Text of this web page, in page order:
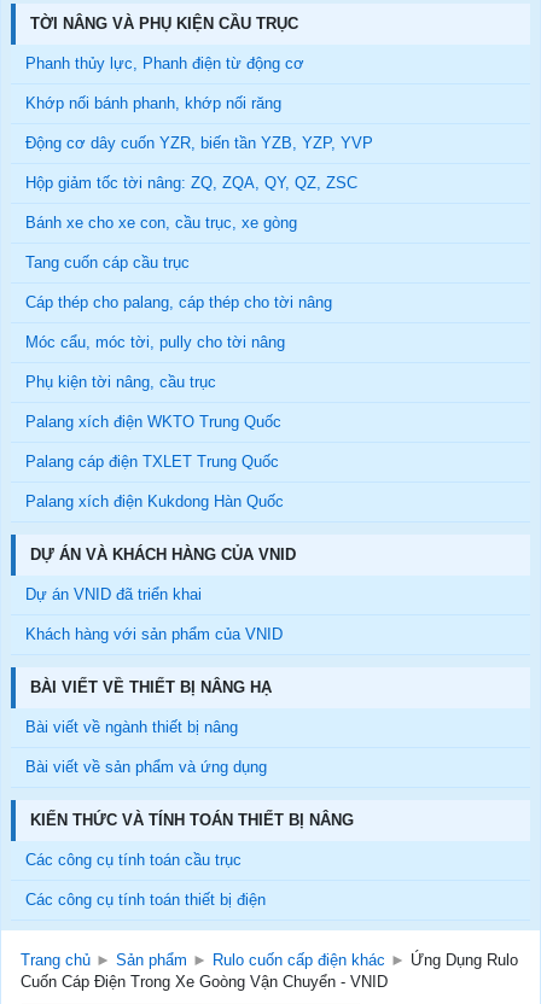
TỜI NÂNG VÀ PHỤ KIỆN CẦU TRỤC
Phanh thủy lực, Phanh điện từ động cơ
Khớp nối bánh phanh, khớp nối răng
Động cơ dây cuốn YZR, biến tần YZB, YZP, YVP
Hộp giảm tốc tời nâng: ZQ, ZQA, QY, QZ, ZSC
Bánh xe cho xe con, cầu trục, xe gòng
Tang cuốn cáp cầu trục
Cáp thép cho palang, cáp thép cho tời nâng
Móc cẩu, móc tời, pully cho tời nâng
Phụ kiện tời nâng, cầu trục
Palang xích điện WKTO Trung Quốc
Palang cáp điện TXLET Trung Quốc
Palang xích điện Kukdong Hàn Quốc
DỰ ÁN VÀ KHÁCH HÀNG CỦA VNID
Dự án VNID đã triển khai
Khách hàng với sản phẩm của VNID
BÀI VIẾT VỀ THIẾT BỊ NÂNG HẠ
Bài viết về ngành thiết bị nâng
Bài viết về sản phẩm và ứng dụng
KIẾN THỨC VÀ TÍNH TOÁN THIẾT BỊ NÂNG
Các công cụ tính toán cầu trục
Các công cụ tính toán thiết bị điện
Trang chủ ► Sản phẩm ► Rulo cuốn cấp điện khác ► Ứng Dụng Rulo
Cuốn Cáp Điện Trong Xe Goòng Vận Chuyển - VNID